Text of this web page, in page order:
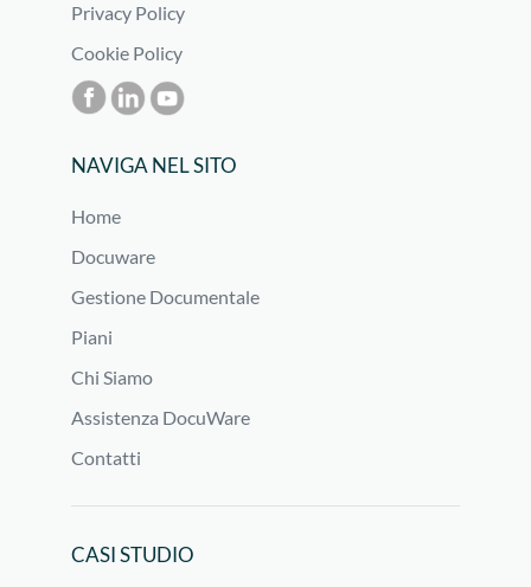
Privacy Policy
Cookie Policy
NAVIGA NEL SITO
Home
Docuware
Gestione Documentale
Piani
Chi Siamo
Assistenza DocuWare
Contatti
CASI STUDIO